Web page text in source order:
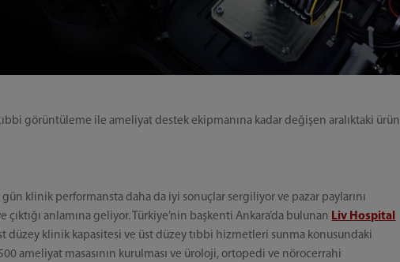
görüntüleme ile ameliyat destek ekipmanına kadar değişen aralıktaki ürün
klinik performansta daha da iyi sonuçlar sergiliyor ve pazar paylarını
anlamına geliyor. Türkiye’nin başkenti Ankara’da bulunan Liv Hospital
düzey klinik kapasitesi ve üst düzey tıbbi hizmetleri sunma konusundaki
ameliyat masasının kurulması ve üroloji, ortopedi ve nörocerrahi